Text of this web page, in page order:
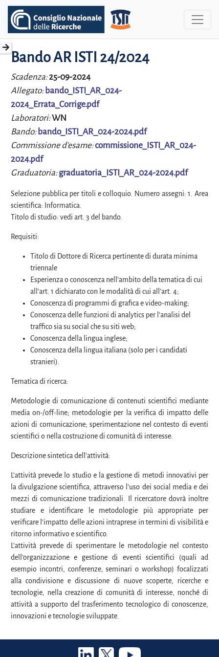
Bando AR ISTI 24/2024
Scadenza:25-09-2024
Allegato: bando_ISTI_AR_024-
2024_Errata_Corrige.pdf
Laboratori:WN
Bando: bando_ISTI_AR_024-2024.pdf
Commissione d'esame:commissione_ISTI_AR_024-
2024.pdf
Graduatoria:graduatoria_ISTI_AR_024-2024.pdf
Selezione pubblica per titoli e colloquio. Numero assegni: 1. Area
scientifica: Informatica.
Titolo di studio: vedi art. 3 del bando.
Requisiti:
Titolo di Dottore di Ricerca pertinente di durata minima
triennale
Esperienza o conoscenza nell’ambito della tematica di cui
all’art. 1 dichiarato con le modalità di cui all’art. 4;
Conoscenza di programmi di grafica e video-making;
Conoscenza delle funzioni di analytics per l’analisi del
traffico sia su social che su siti web;
Conoscenza della lingua inglese;
Conoscenza della lingua italiana (solo per i candidati
stranieri).
Tematica di ricerca:
Metodologie di comunicazione di contenuti scientifici mediante
media on-/off-line; metodologie per la verifica di impatto delle
azioni di comunicazione; sperimentazione nel contesto di eventi
scientifici o nella costruzione di comunità di interesse.
Descrizione sintetica dell'attività:
L’attività prevede lo studio e la gestione di metodi innovativi per
la divulgazione scientifica, attraverso l’uso dei social media e dei
mezzi di comunicazione tradizionali. Il ricercatore dovrà inoltre
studiare e identificare le metodologie più appropriate per
verificare l’impatto delle azioni intraprese in termini di visibilità e
ritorno informativo e scientifico.
L’attività prevede di sperimentare le metodologie nel contesto
dell’organizzazione e gestione di eventi scientifici (quali ad
esempio incontri, conferenze, seminari o workshop) focalizzati
alla condivisione e discussione di nuove scoperte, ricerche e
tecnologie, nella creazione di comunità di interesse, nonché di
attività a supporto del trasferimento tecnologico di conoscenze,
innovazioni e tecnologie sviluppate.